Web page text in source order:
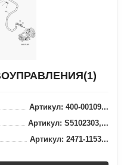
Артикул: 400-00109...
Артикул: S5102303,...
Артикул: 2471-1153...